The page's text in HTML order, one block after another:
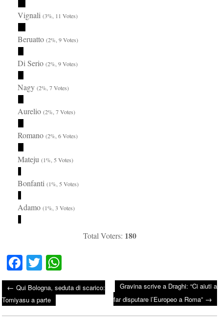
Vignali(3%, 11 Votes)
Beruatto(2%, 9 Votes)
Di Serio(2%, 9 Votes)
Nagy(2%, 7 Votes)
Aurelio(2%, 7 Votes)
Romano(2%, 6 Votes)
Mateju(1%, 5 Votes)
Bonfanti(1%, 5 Votes)
Adamo(1%, 3 Votes)
Total Voters: 180
Fa
ce
bo
ok
T
wi
tte
r
ha
ts
Post navigation
← Qui Bologna, seduta di scarico:
Tomiyasu a parte
Gravina scrive a Draghi: “Ci aiuti a
far disputare l’Europeo a Roma” →